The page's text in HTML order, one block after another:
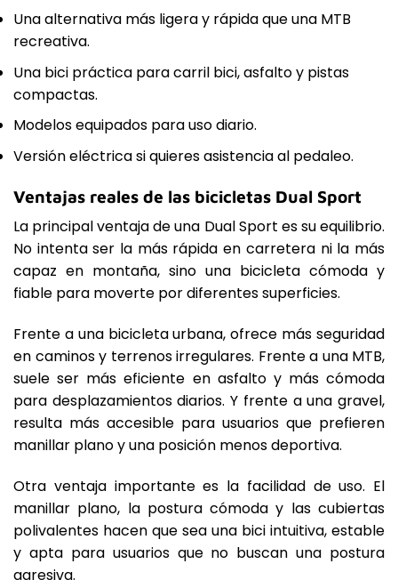
Una alternativa más ligera y rápida que una MTB
recreativa.
Una bici práctica para carril bici, asfalto y pistas
compactas.
Modelos equipados para uso diario.
Versión eléctrica si quieres asistencia al pedaleo.
Ventajas reales de las bicicletas Dual Sport
La principal ventaja de una Dual Sport es su equilibrio.
No intenta ser la más rápida en carretera ni la más
capaz en montaña, sino una bicicleta cómoda y
fiable para moverte por diferentes superficies.
Frente a una bicicleta urbana, ofrece más seguridad
en caminos y terrenos irregulares. Frente a una MTB,
suele ser más eficiente en asfalto y más cómoda
para desplazamientos diarios. Y frente a una gravel,
resulta más accesible para usuarios que prefieren
manillar plano y una posición menos deportiva.
Otra ventaja importante es la facilidad de uso. El
manillar plano, la postura cómoda y las cubiertas
polivalentes hacen que sea una bici intuitiva, estable
y apta para usuarios que no buscan una postura
agresiva.